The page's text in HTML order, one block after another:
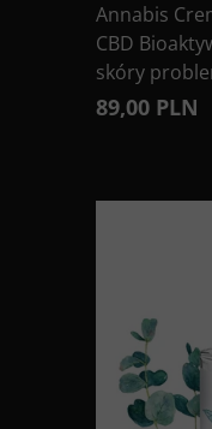
Annabis
CBD
skóry
89,00 PLN